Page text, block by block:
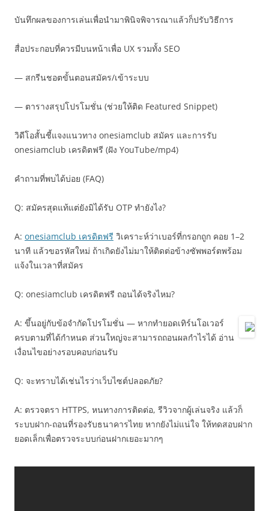
บันทึกผลของการเล่นเพื่อนำมาพินิจพิจารณาแล้วก็ปรับวิธีการ
สื่อประกอบที่ควรมีบนหน้าเพื่อ UX รวมทั้ง SEO
— สกรีนชอตขั้นตอนสมัคร/เข้าระบบ
— ตารางสรุปโปรโมชั่น (ช่วยให้ติด Featured Snippet)
วิดีโอสั้นชี้แจงแนวทาง onesiamclub สมัคร และการรับ
onesiamclub เครดิตฟรี (ฝัง YouTube/mp4)
คำถามที่พบได้บ่อย (FAQ)
Q: สมัครสุดแท้แต่ยังมิได้รับ OTP ทำยังไง?
A: onesiamclub เครดิตฟรี วิเคราะห์ว่าเบอร์ที่กรอกถูก คอย 1–2
นาที แล้วขอรหัสใหม่ ถ้าเกิดยังไม่มาให้ติดต่อข้างซัพพอร์ตพร้อม
แจ้งในเวลาที่สมัคร
Q: onesiamclub เครดิตฟรี ถอนได้จริงไหม?
A: ขึ้นอยู่กับข้อจำกัดโปรโมชั่น — หากทำยอดเทิร์นโอเวอร์
ครบตามที่ได้กำหนด ส่วนใหญ่จะสามารถถอนผลกำไรได้ อ่าน
เงื่อนไขอย่างรอบคอบก่อนรับ
Q: จะทราบได้เช่นไรว่าเว็บไซต์ปลอดภัย?
A: ตรวจตรา HTTPS, หนทางการติดต่อ, รีวิวจากผู้เล่นจริง แล้วก็
ระบบฝาก-ถอนที่รองรับธนาคารไทย หากยังไม่แน่ใจ ให้ทดสอบฝาก
ยอดเล็กเพื่อตรวจระบบก่อนฝากเยอะมากๆ